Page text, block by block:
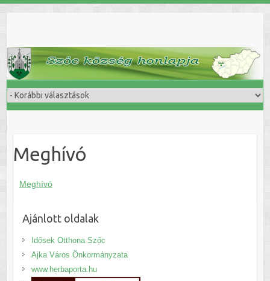
Meghívó
Meghívó
Ajánlott oldalak
Idősek Otthona Szőc
Ajka Város Önkormányzata
www.herbaporta.hu